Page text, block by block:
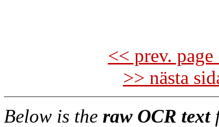
<< prev.
>> nästa
Below is the raw OCR text